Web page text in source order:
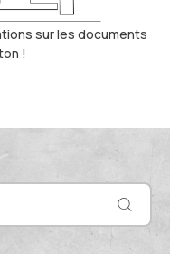
sur les documents
!